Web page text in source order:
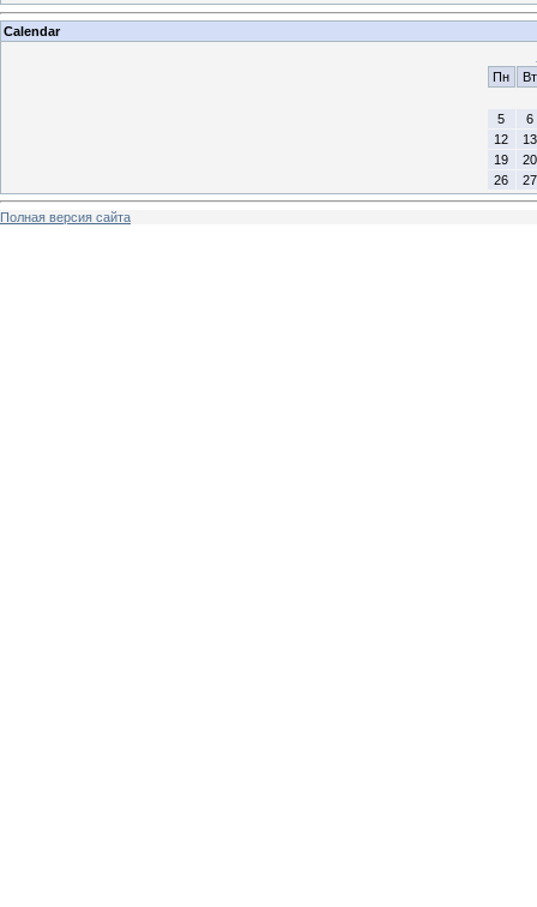
Calendar
Пн
Вт
5
6
12
13
19
20
26
27
Полная версия сайта